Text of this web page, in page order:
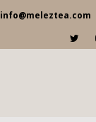
info@meleztea.com